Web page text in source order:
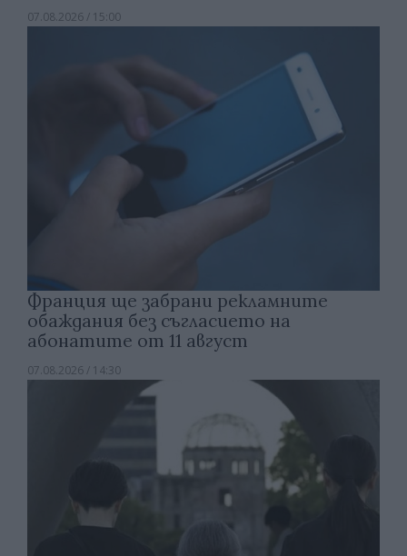
07.08.2026 / 15:00
Франция ще забрани рекламните
обаждания без съгласието на
абонатите от 11 август
07.08.2026 / 14:30